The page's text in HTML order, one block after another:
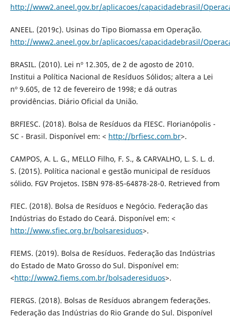
http://www2.aneel.gov.br/aplicacoes/capacidadebrasil/
ANEEL. (2019c). Usinas do Tipo Biomassa em Operação.
http://www2.aneel.gov.br/aplicacoes/capacidadebrasil/
BRASIL. (2010). Lei nº 12.305, de 2 de agosto de 2010.
Institui a Política Nacional de Resíduos Sólidos; altera a Lei
nº 9.605, de 12 de fevereiro de 1998; e dá outras
providências. Diário Oficial da União.
BRFIESC. (2018). Bolsa de Resíduos da FIESC. Florianópolis -
SC - Brasil. Disponível em: < http://brfiesc.com.br>.
CAMPOS, A. L. G., MELLO Filho, F. S., & CARVALHO, L. S. L. d.
S. (2015). Política nacional e gestão municipal de resíduos
sólido. FGV Projetos. ISBN 978-85-64878-28-0. Retrieved from
FIEC. (2018). Bolsa de Resíduos e Negócio. Federação das
Indústrias do Estado do Ceará. Disponível em: <
http://www.sfiec.org.br/bolsaresiduos>.
FIEMS. (2019). Bolsa de Resíduos. Federação das Indústrias
do Estado de Mato Grosso do Sul. Disponível em:
<http://www2.fiems.com.br/bolsaderesiduos>.
FIERGS. (2018). Bolsas de Resíduos abrangem federações.
Federação das Indústrias do Rio Grande do Sul. Disponível